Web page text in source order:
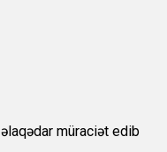
müraciət edib